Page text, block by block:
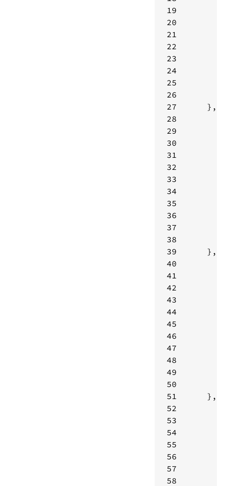
19
20
21
22
23
24
25
26
27
28
29
30
31
32
33
34
35
36
37
38
39
40
41
42
43
44
45
46
47
48
49
50
51
52
53
54
55
56
57
58